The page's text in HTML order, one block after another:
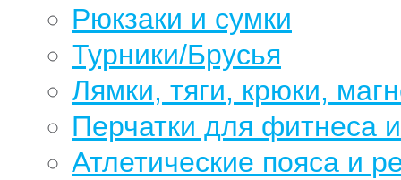
Рюкзаки и сумки
Турники/Брусья
Лямки, тяги, крюки,
Перчатки для фитнеса
Атлетические пояса и